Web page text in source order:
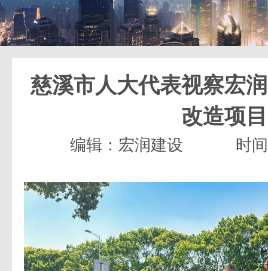
慈溪市人大代表视察宏
改造项目
编辑：宏润建设 时